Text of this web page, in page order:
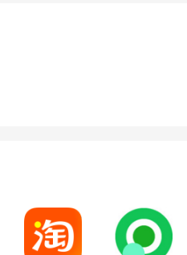
问题
2.0.3.50
下VC运行库安装失败